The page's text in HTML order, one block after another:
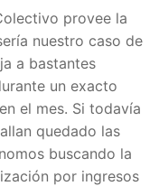
provee la
nuestro caso de
a bastantes
un exacto
el mes. Si todavía
quedado las
buscando la
por ingresos